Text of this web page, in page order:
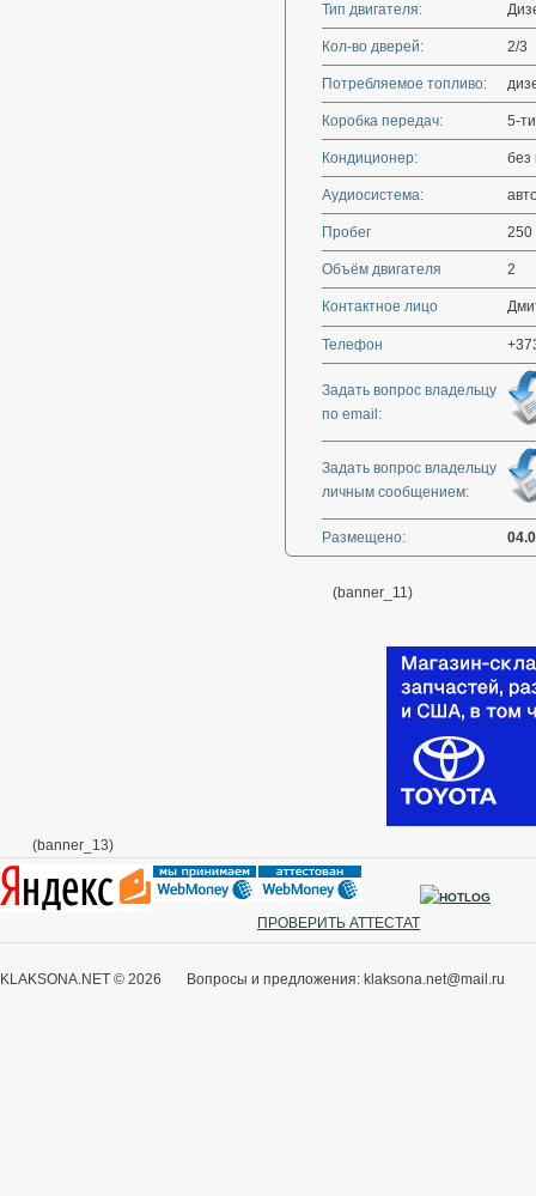
Тип двигателя:
Кол-во дверей: 2/3
Потребляемое топливо:
Коробка передач: 5-
Кондиционер: без
Аудиосистема:
Пробег 250
Объём двигателя 2
Контактное лицо
Телефон
Задать вопрос владельцу
по email:
Задать вопрос владельцу
личным сообщением:
Размещено:
(banner_11)
(banner_13)
ПРОВЕРИТЬ АТТЕСТАТ
KLAKSONA.NET © 2026 Вопросы и предложения: klaksona.net@mail.ru